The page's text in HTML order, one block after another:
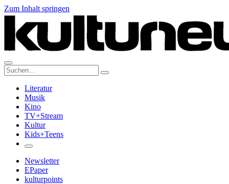
Zum Inhalt springen
Suche:
Literatur
Musik
Kino
TV+Stream
Kultur
Kids+Teens
Newsletter
EPaper
kulturpoints